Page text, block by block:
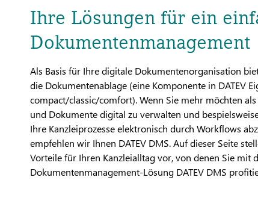
Ihre Lösungen für ein
Dokumentenmanagement
Als Basis für Ihre digitale Dokumentenorganisation
die Dokumentenablage (eine Komponente in DATEV
compact/classic/comfort). Wenn Sie mehr möchten
und Dokumente digital zu verwalten und
Ihre Kanzleiprozesse elektronisch durch Workflows
empfehlen wir Ihnen DATEV DMS. Auf dieser Seite
Vorteile für Ihren Kanzleialltag vor, von denen Sie mit
Dokumentenmanagement-Lösung DATEV DMS